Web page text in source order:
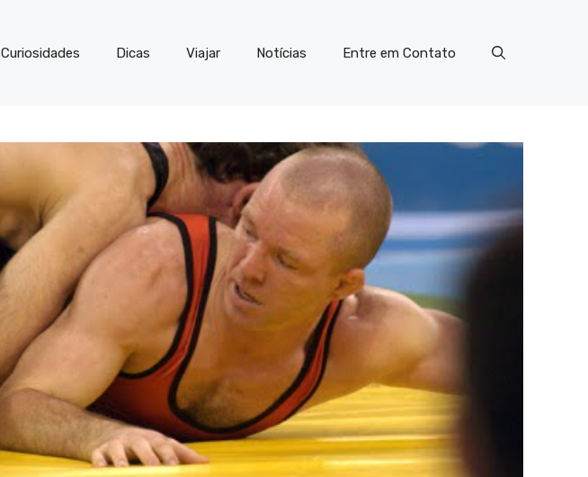
Curiosidades Dicas Viajar Notícias Entre em Contato